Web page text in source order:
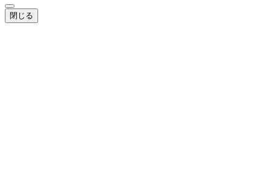
閉じる